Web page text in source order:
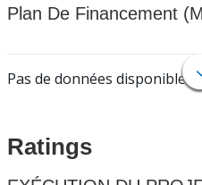
Plan De Financement
Pas de données disponibles.
Ratings